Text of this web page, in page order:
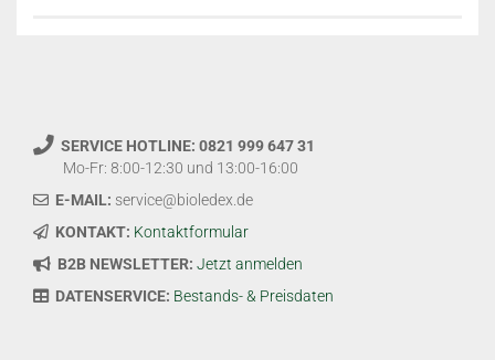
SERVICE HOTLINE: 0821 999 647 31
Mo-Fr: 8:00-12:30 und 13:00-16:00
E-MAIL: service@bioledex.de
KONTAKT: Kontaktformular
B2B NEWSLETTER: Jetzt anmelden
DATENSERVICE: Bestands- & Preisdaten